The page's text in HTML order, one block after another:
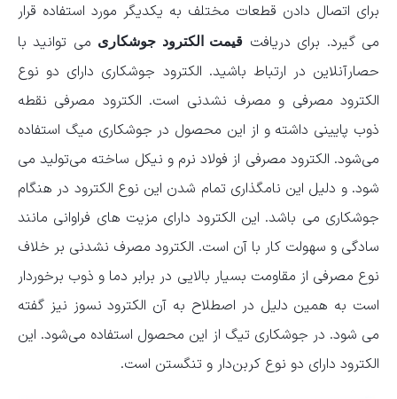
برای اتصال دادن قطعات مختلف به یکدیگر مورد استفاده قرار
می گیرد. برای دریافت قیمت الکترود جوشکاری می توانید با
حصارآنلاین در ارتباط باشید. الکترود جوشکاری دارای دو نوع
الکترود مصرفی و مصرف نشدنی است. الکترود مصرفی نقطه
ذوب پایینی داشته و از این محصول در جوشکاری میگ استفاده
می‌شود. الکترود مصرفی از فولاد نرم و نیکل ساخته می‌تولید می
شود. و دلیل این نامگذاری تمام شدن این نوع الکترود در هنگام
جوشکاری می باشد. این الکترود دارای مزیت های فراوانی مانند
سادگی و سهولت کار با آن است. الکترود مصرف نشدنی بر خلاف
نوع مصرفی از مقاومت بسیار بالایی در برابر دما و ذوب برخوردار
است به همین دلیل در اصطلاح به آن الکترود نسوز نیز گفته
می شود. در جوشکاری تیگ از این محصول استفاده می‌شود. این
الکترود دارای دو نوع کربن‌دار و تنگستن است.